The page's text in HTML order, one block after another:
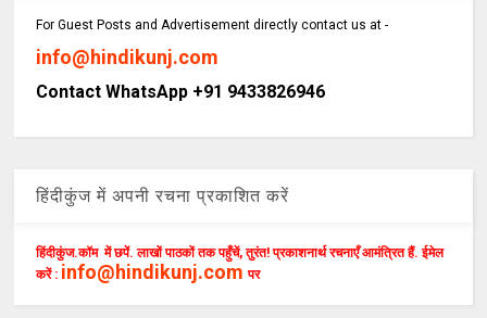
For Guest Posts and Advertisement directly contact us at -
info@hindikunj.com
Contact WhatsApp +91 9433826946
हिंदीकुंज में अपनी रचना प्रकाशित करें
हिंदीकुंज.कॉम में छपें. लाखों पाठकों तक पहुँचें, तुरंत! प्रकाशनार्थ रचनाएँ आमंत्रित हैं. ईमेल
करें : info@hindikunj.com पर